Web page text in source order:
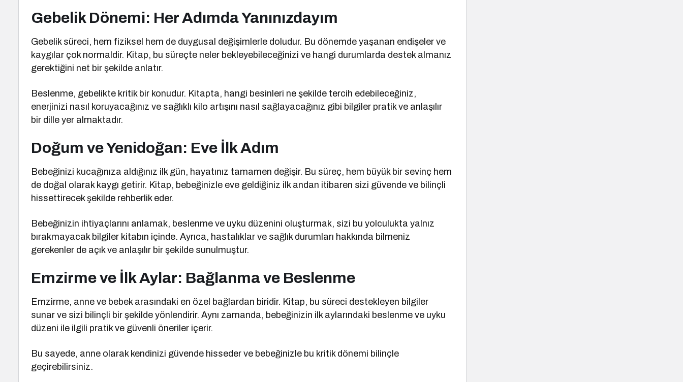
Gebelik Dönemi: Her Adımda Yanınızdayım
Gebelik süreci, hem fiziksel hem de duygusal değişimlerle doludur. Bu dönemde yaşanan endişeler ve
kaygılar çok normaldir. Kitap, bu süreçte neler bekleyebileceğinizi ve hangi durumlarda destek almanız
gerektiğini net bir şekilde anlatır.
Beslenme, gebelikte kritik bir konudur. Kitapta, hangi besinleri ne şekilde tercih edebileceğiniz,
enerjinizi nasıl koruyacağınız ve sağlıklı kilo artışını nasıl sağlayacağınız gibi bilgiler pratik ve anlaşılır
bir dille yer almaktadır.
Doğum ve Yenidoğan: Eve İlk Adım
Bebeğinizi kucağınıza aldığınız ilk gün, hayatınız tamamen değişir. Bu süreç, hem büyük bir sevinç hem
de doğal olarak kaygı getirir. Kitap, bebeğinizle eve geldiğiniz ilk andan itibaren sizi güvende ve bilinçli
hissettirecek şekilde rehberlik eder.
Bebeğinizin ihtiyaçlarını anlamak, beslenme ve uyku düzenini oluşturmak, sizi bu yolculukta yalnız
bırakmayacak bilgiler kitabın içinde. Ayrıca, hastalıklar ve sağlık durumları hakkında bilmeniz
gerekenler de açık ve anlaşılır bir şekilde sunulmuştur.
Emzirme ve İlk Aylar: Bağlanma ve Beslenme
Emzirme, anne ve bebek arasındaki en özel bağlardan biridir. Kitap, bu süreci destekleyen bilgiler
sunar ve sizi bilinçli bir şekilde yönlendirir. Aynı zamanda, bebeğinizin ilk aylarındaki beslenme ve uyku
düzeni ile ilgili pratik ve güvenli öneriler içerir.
Bu sayede, anne olarak kendinizi güvende hisseder ve bebeğinizle bu kritik dönemi bilinçle
geçirebilirsiniz.